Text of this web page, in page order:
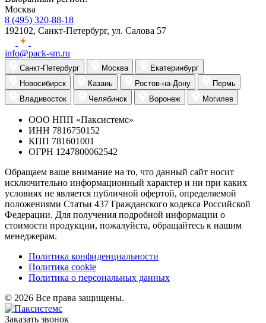
Москва
8 (495) 320-88-18
192102, Санкт-Петербург, ул. Салова 57
info@pack-sm.ru
Санкт-Петербург Москва
Екатеринбург
Новосибирск
Казань Ростов-на-Дону
Пермь
Владивосток
Челябинск Воронеж Могилев
ООО НПП «Паксистемс»
ИНН 7816750152
КПП 781601001
ОГРН 1247800062542
Обращаем ваше внимание на то, что данный сайт носит
исключительно информационный характер и ни при каких
условиях не является публичной офертой, определяемой
положениями Статьи 437 Гражданского кодекса Российской
Федерации. Для получения подробной информации о
стоимости продукции, пожалуйста, обращайтесь к нашим
менеджерам.
Политика конфиденциальности
Политика cookie
Политика о персональных данных
© 2026 Все права защищены.
Заказать звонок